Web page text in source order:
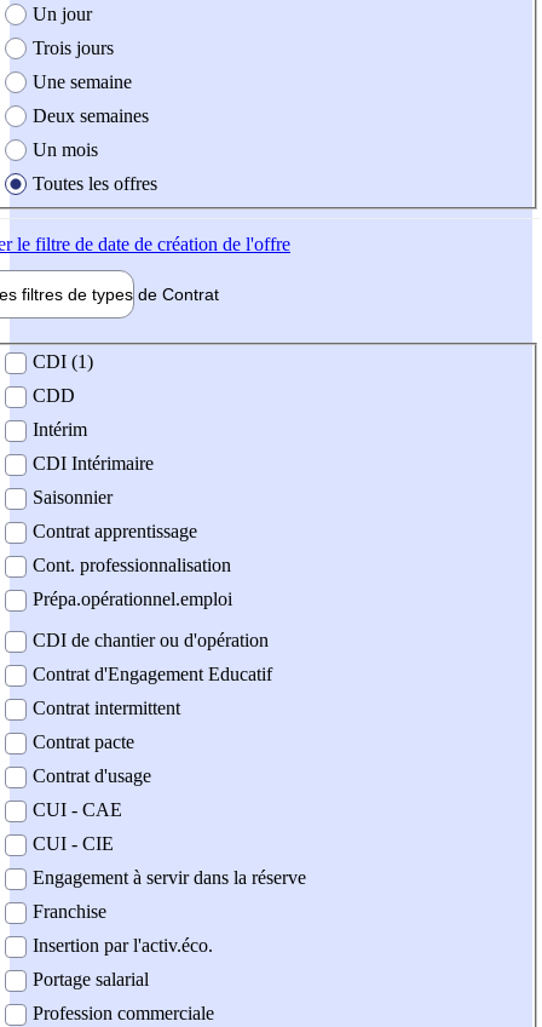
création de l'offre
Un jour
Trois jours
Une semaine
Deux semaines
Un mois
Toutes les offres
le filtre de date de création de l'offre
filtres de types de Contrat
contrat
CDI (1)
CDD
Intérim
CDI Intérimaire
Saisonnier
Contrat apprentissage
Cont. professionnalisation
Prépa.opérationnel.emploi
CDI de chantier ou d'opération
Contrat d'Engagement Educatif
Contrat intermittent
Contrat pacte
Contrat d'usage
CUI - CAE
CUI - CIE
Engagement à servir dans la réserve
Franchise
Insertion par l'activ.éco.
Portage salarial
Profession commerciale